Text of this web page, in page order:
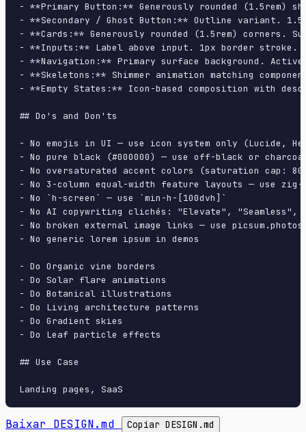
- **Primary Button:** Generously rounded
- **Secondary / Ghost Button:** Outline variant.
- **Cards:** Generously rounded (1.5rem) corners.
- **Inputs:** Label above input. 1px border
- **Navigation:** Primary surface background.
- **Skeletons:** Shimmer animation matching
- **Empty States:** Icon-based composition with
## Do's and Don'ts
- No emojis in UI — use icon system only (Lucide,
- No pure black (#000000) — use off-black or
- No oversaturated accent colors (saturation cap:
- No 3-column equal-width feature layouts — use zig-
- No `h-screen` — use `min-h-[100dvh]`
- No AI copywriting clichés: "Elevate", "Seamless",
- No broken external image links — use
- No generic lorem ipsum in demos
- Do Organic vine borders
- Do Solar flare animations
- Do Botanical illustrations
- Do Living architecture patterns
- Do Gradient skies
- Do Leaf particle effects
## Use Case
Baixar DESIGN.md Copiar DESIGN.md